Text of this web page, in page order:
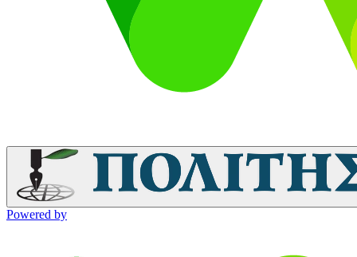
Powered by